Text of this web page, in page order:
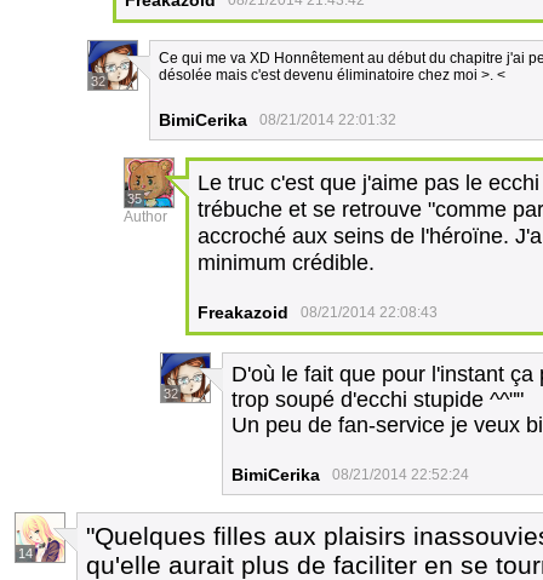
32
Ce qui me va XD Honnêtement au début du chapitre j'ai
désolée mais c'est devenu éliminatoire chez moi >. <
BimiCerika 08/21/2014 22:01:32
35
Author
Le truc c'est que j'aime pas le
trébuche et se retrouve "comme
accroché aux seins de l'héroïne.
minimum crédible.
Freakazoid 08/21/2014 22:08:43
32
D'où le fait que pour l'instant
trop soupé d'ecchi stupide ^^""
Un peu de fan-service je veux
BimiCerika 08/21/2014 22:52:24
14
"Quelques filles aux plaisirs
qu'elle aurait plus de faciliter en se